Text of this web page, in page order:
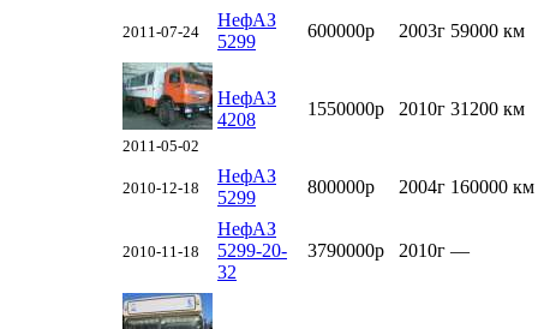
2011-07-24
НефАЗ
5299
600000р 2003г 59000 км
2011-05-02
НефАЗ
4208
1550000р 2010г 31200 км
2010-12-18
НефАЗ
5299
800000р 2004г 160000 км
2010-11-18
НефАЗ
5299-20-
32
3790000р 2010г —